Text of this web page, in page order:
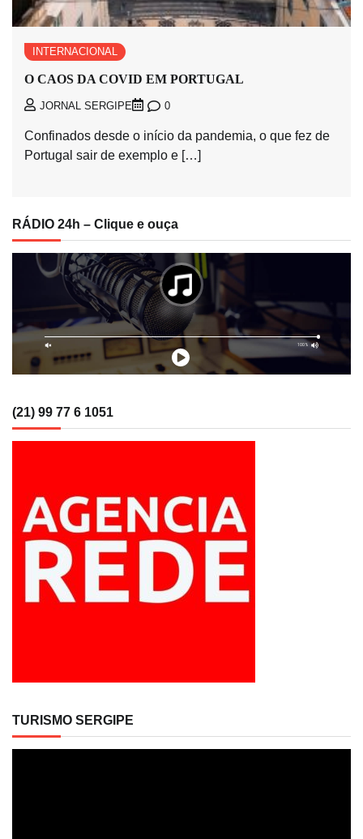
INTERNACIONAL
O CAOS DA COVID EM PORTUGAL
JORNAL SERGIPE 0
Confinados desde o início da pandemia, o que fez de
Portugal sair de exemplo e […]
RÁDIO 24h – Clique e ouça
(21) 99 77 6 1051
TURISMO SERGIPE